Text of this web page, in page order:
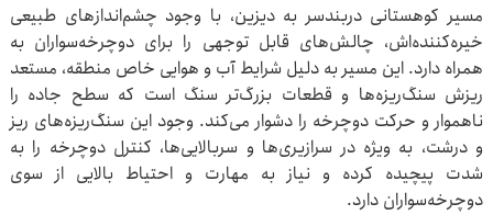
مسیر کوهستانی دربندسر به دیزین، با وجود چشم‌اندازهای طبیعی
خیره‌کننده‌اش، چالش‌های قابل توجهی را برای دوچرخه‌سواران به
همراه دارد. این مسیر به دلیل شرایط آب و هوایی خاص منطقه، مستعد
ریزش سنگ‌ریزه‌ها و قطعات بزرگ‌تر سنگ است که سطح جاده را
ناهموار و حرکت دوچرخه را دشوار می‌کند. وجود این سنگ‌ریزه‌های ریز
و درشت، به ویژه در سرازیری‌ها و سربالایی‌ها، کنترل دوچرخه را به
شدت پیچیده کرده و نیاز به مهارت و احتیاط بالایی از سوی
دوچرخه‌سواران دارد.